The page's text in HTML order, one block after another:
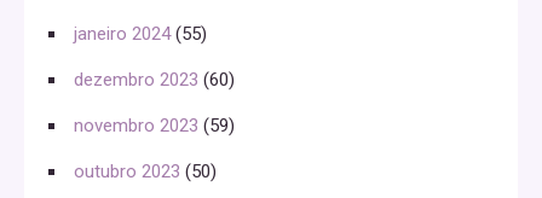
janeiro 2024(55)
dezembro 2023 (60)
novembro 2023 (59)
outubro 2023 (50)